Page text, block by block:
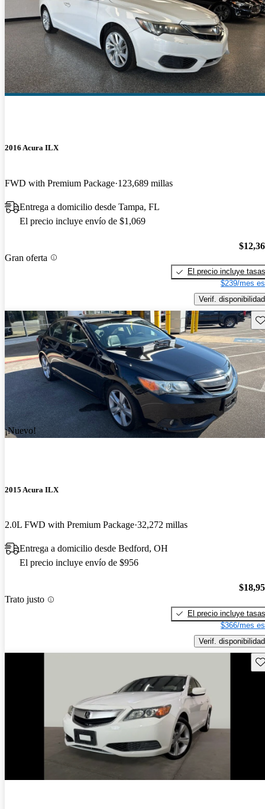
2016 Acura ILX
FWD with Premium Package 123,689 millas
Entrega a domicilio desde Tampa, FL
El precio incluye envío de $1,069
Gran oferta
El precio incluye tasas
$239/mes
Verif. disponibilidad
¡Nuevo!
2015 Acura ILX
2.0L FWD with Premium Package 32,272 millas
Entrega a domicilio desde Bedford, OH
El precio incluye envío de $956
Trato justo
El precio incluye tasas
$366/mes
Verif. disponibilidad